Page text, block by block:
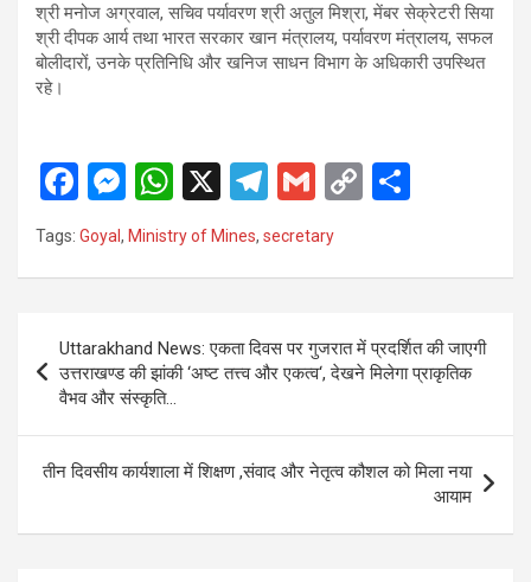
श्री मनोज अग्रवाल, सचिव पर्यावरण श्री अतुल मिश्रा, मेंबर सेक्रेटरी सिया
श्री दीपक आर्य तथा भारत सरकार खान मंत्रालय, पर्यावरण मंत्रालय, सफल
बोलीदारों, उनके प्रतिनिधि और खनिज साधन विभाग के अधिकारी उपस्थित
रहे।
F
a
ce
o
o
k
M
es
se
g
er
W
at
A
p
p
X
T
e
a
m
G
ail
C
n
k
Tags: Goyal , Ministry of Mines, secretary
navigation
Uttarakhand News: एकता दिवस पर गुजरात में प्रदर्शित की जाएगी
उत्तराखण्ड की झांकी ‘अष्ट तत्त्व और एकत्व‘, देखने मिलेगा प्राकृतिक
वैभव और संस्कृति…
तीन दिवसीय कार्यशाला में शिक्षण ,संवाद और नेतृत्व कौशल को मिला नया
आयाम